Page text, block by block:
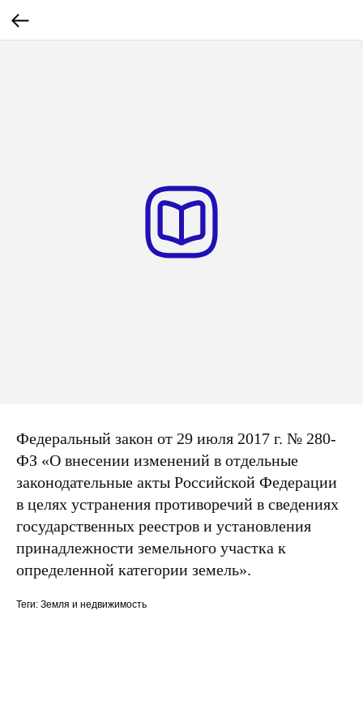
Федеральный закон от 29 июля 2017 г. № 280-
ФЗ «О внесении изменений в отдельные
законодательные акты Российской Федерации
в целях устранения противоречий в сведениях
государственных реестров и установления
принадлежности земельного участка к
определенной категории земель».
Теги: Земля и недвижимость